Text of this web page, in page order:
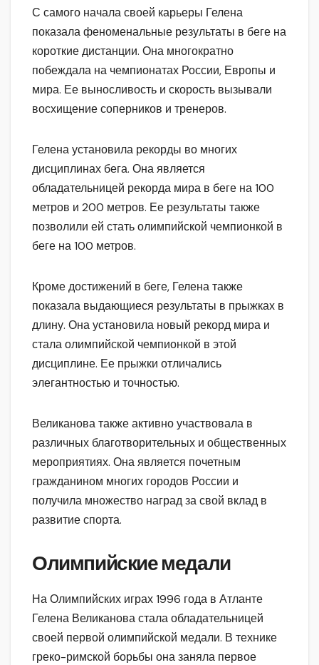
С самого начала своей карьеры Гелена
показала феноменальные результаты в беге на
короткие дистанции. Она многократно
побеждала на чемпионатах России, Европы и
мира. Ее выносливость и скорость вызывали
восхищение соперников и тренеров.
Гелена установила рекорды во многих
дисциплинах бега. Она является
обладательницей рекорда мира в беге на 100
метров и 200 метров. Ее результаты также
позволили ей стать олимпийской чемпионкой в
беге на 100 метров.
Кроме достижений в беге, Гелена также
показала выдающиеся результаты в прыжках в
длину. Она установила новый рекорд мира и
стала олимпийской чемпионкой в этой
дисциплине. Ее прыжки отличались
элегантностью и точностью.
Великанова также активно участвовала в
различных благотворительных и общественных
мероприятиях. Она является почетным
гражданином многих городов России и
получила множество наград за свой вклад в
развитие спорта.
Олимпийские медали
На Олимпийских играх 1996 года в Атланте
Гелена Великанова стала обладательницей
своей первой олимпийской медали. В технике
греко-римской борьбы она заняла первое